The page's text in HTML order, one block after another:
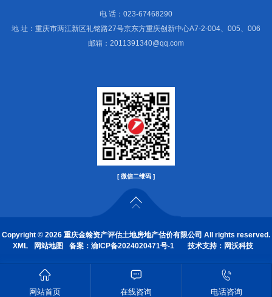
电 话：023-67468290
地 址：重庆市两江新区礼铭路27号京东方重庆创新中心A7-2-004、005、006
邮箱：2011391340@qq.com
[ 微信二维码 ]
Copyright © 2026 重庆金翰资产评估土地房地产估价有限公司 All rights reserved.
XML
网站地图 备案： 渝ICP备2024020471号-1 技术支持： 网沃科技

网站首页

在线咨询

电话咨询